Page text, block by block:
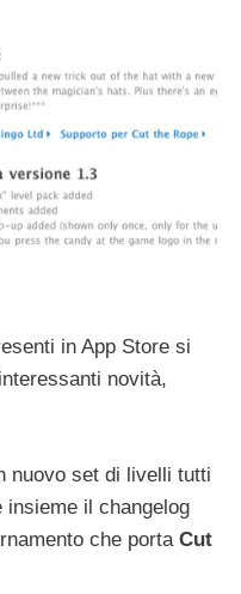
in App Store si
novità,
nuovo set di livelli tutti
insieme il changelog
che porta Cut